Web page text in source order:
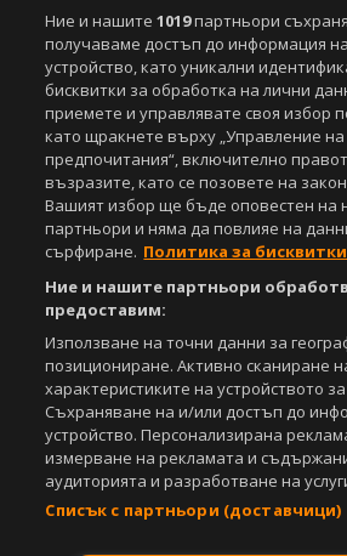
Ние и нашите1019партньори
получаваме достъп до информация
устройство, като уникални
бисквитки за обработка на лични
приемете и управлявате своя избор
като щракнете върху „Управление на
предпочитания“, включително
възразите, като се позовете на
Вашият избор ще бъде оповестен на
партньори и няма да повлияе на
сърфиране. Политика за
Ние и нашите партньори
предоставим:
Използване на точни данни за
позициониране. Активно сканиране
характеристиките на устройството
Съхраняване на и/или достъп до
устройство. Персонализирана
измерване на рекламата и
аудиторията и разработване на
Списък с партньори (доставчици)